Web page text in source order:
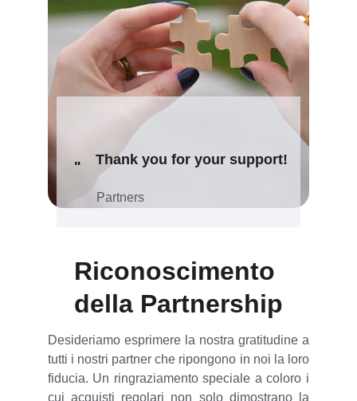
Thank you for your support!
Partners
"
Riconoscimento
della Partnership
Desideriamo esprimere la nostra gratitudine a
tutti i nostri partner che ripongono in noi la loro
fiducia. Un ringraziamento speciale a coloro i
cui acquisti regolari non solo dimostrano la